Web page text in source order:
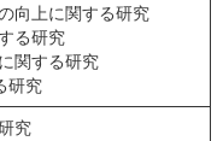
向上に関する研究
る研究
関する研究
研究
究